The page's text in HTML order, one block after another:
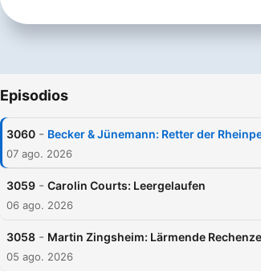
Courts
Didi
Episodios
3060 - Becker & Jünemann: Retter der
07 ago. 2026
3059 - Carolin Courts: Leergelaufen
06 ago. 2026
3058 - Martin Zingsheim: Lärmende
05 ago. 2026